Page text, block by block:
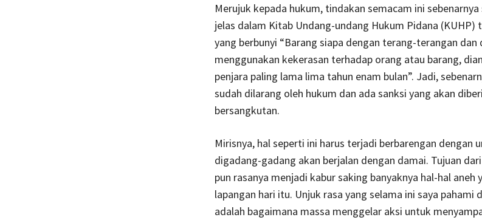
Merujuk kepada hukum, tindakan semacam ini
jelas dalam Kitab Undang-undang Hukum Pidana (KUHP)
yang berbunyi “Barang siapa dengan terang-terangan
menggunakan kekerasan terhadap orang atau barang,
penjara paling lama lima tahun enam bulan”. Jadi,
sudah dilarang oleh hukum dan ada sanksi yang akan
bersangkutan.
Mirisnya, hal seperti ini harus terjadi berbarengan dengan
digadang-gadang akan berjalan dengan damai. Tujuan
pun rasanya menjadi kabur saking banyaknya hal-hal aneh
lapangan hari itu. Unjuk rasa yang selama ini saya pahami
adalah bagaimana massa menggelar aksi untuk